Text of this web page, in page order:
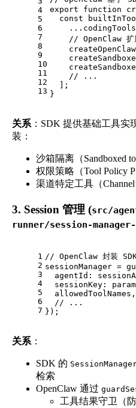
4
5
6
7
8
9
10
11
12
13
export
function
const
// OpenClaw 扩
// ...
  ];
}
关系 ：SDK 提供基础工具实
装：
沙箱隔离（Sandboxed
权限策略（Tool Policy
渠道特定工具（Channel
3. Session 管理 (src/
runner/session-
1
2
3
4
5
6
7
// OpenClaw 封装
sessionManager =
agentId :
sessionKey :
  allowedToolNames,
// ...
});
关系 ：
SDK 的
检索
OpenClaw 通过
工具结果守卫（